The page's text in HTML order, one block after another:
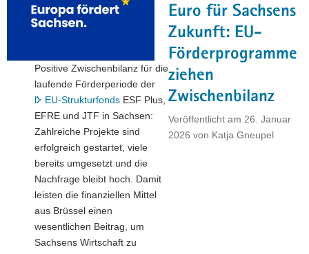
Ingenieurskunst Euro für Sachsens
Zukunft: EU-
Förderprogramme
ziehen
Zwischenbilanz
Veröffentlicht am 26. Januar
2026 von Katja Gneupel
Positive Zwischenbilanz für die
laufende Förderperiode der
EU-Strukturfonds ESF Plus,
EFRE und JTF in Sachsen:
Zahlreiche Projekte sind
erfolgreich gestartet, viele
bereits umgesetzt und die
Nachfrage bleibt hoch. Damit
leisten die finanziellen Mittel
aus Brüssel einen
wesentlichen Beitrag, um
Sachsens Wirtschaft zu